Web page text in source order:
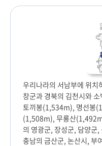
우리나라의 서남부에 위치
창군과 경북의 김천시와
토끼봉(1,534m), 명선봉
(1,508m), 무룡산
의 영광군, 장성군, 담양군
충남의 금산군, 논산시, 부